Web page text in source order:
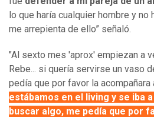
lo que haría cualquier hombre y no
me arrepienta de ello” señaló.
"Al sexto mes 'aprox' empiezan a
Rebe... si quería servirse un vaso
pedía que por favor la acompañara
estábamos en el living y se iba
buscar algo, me pedía que por